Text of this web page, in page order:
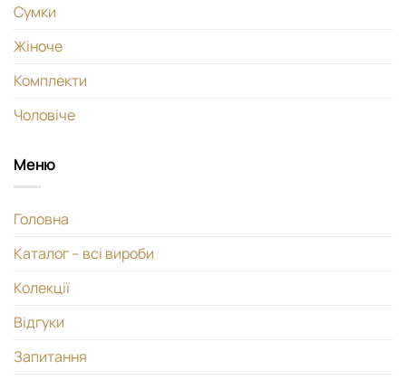
Сумки
Жіноче
Комплекти
Чоловіче
Меню
Головна
Каталог – всі вироби
Колекції
Відгуки
Запитання